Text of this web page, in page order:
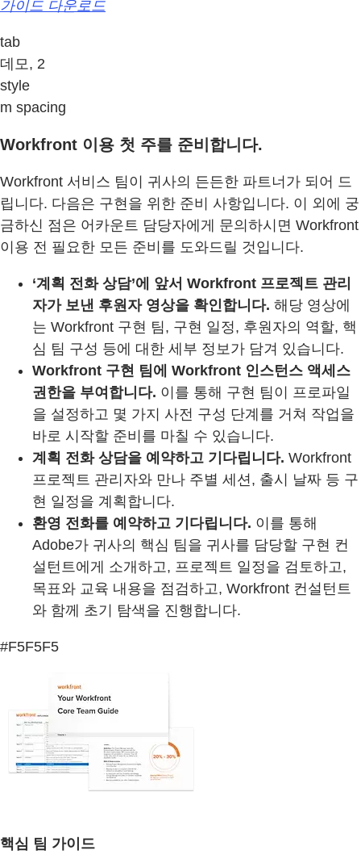
가이드 다운로드
tab
데모, 2
style
m spacing
Workfront 이용 첫 주를 준비합니다.
Workfront 서비스 팀이 귀사의 든든한 파트너가 되어 드
립니다. 다음은 구현을 위한 준비 사항입니다. 이 외에 궁
금하신 점은 어카운트 담당자에게 문의하시면 Workfront
이용 전 필요한 모든 준비를 도와드릴 것입니다.
‘계획 전화 상담’에 앞서 Workfront 프로젝트 관리
자가 보낸 후원자 영상을 확인합니다. 해당 영상에
는 Workfront 구현 팀, 구현 일정, 후원자의 역할, 핵
심 팀 구성 등에 대한 세부 정보가 담겨 있습니다.
Workfront 구현 팀에 Workfront 인스턴스 액세스
권한을 부여합니다. 이를 통해 구현 팀이 프로파일
을 설정하고 몇 가지 사전 구성 단계를 거쳐 작업을
바로 시작할 준비를 마칠 수 있습니다.
계획 전화 상담을 예약하고 기다립니다. Workfront
프로젝트 관리자와 만나 주별 세션, 출시 날짜 등 구
현 일정을 계획합니다.
환영 전화를 예약하고 기다립니다. 이를 통해
Adobe가 귀사의 핵심 팀을 귀사를 담당할 구현 컨
설턴트에게 소개하고, 프로젝트 일정을 검토하고,
목표와 교육 내용을 점검하고, Workfront 컨설턴트
와 함께 초기 탐색을 진행합니다.
#F5F5F5
핵심 팀 가이드